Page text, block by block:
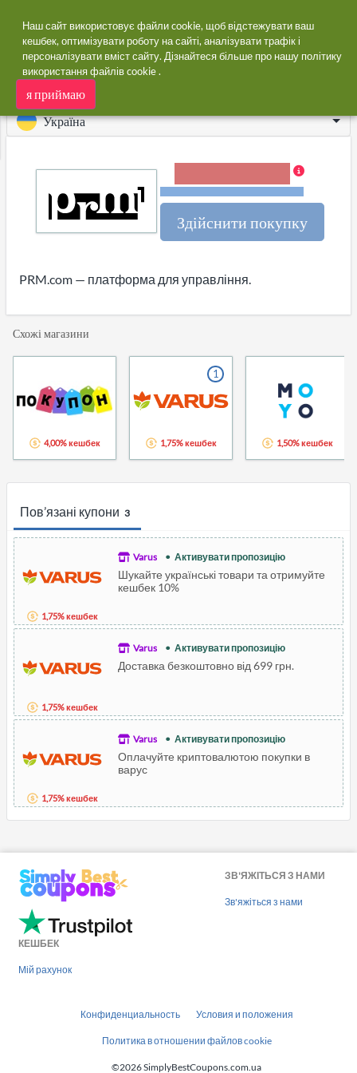
додому Магазини PRM
PRM кешбек
Україна
Пов’язані купони 3
1,75% кешбек
Varus Активувати пропозицію
Шукайте українські товари та отримуйте
кешбек 10%
1,75% кешбек
Varus Активувати пропозицію
Доставка безкоштовно від 699 грн.
1,75% кешбек
Varus Активувати пропозицію
Оплачуйте криптовалютою покупки в
варус
Здійснити покупку
PRM.com — платформа для управління.
Схожі магазини
4,00% кешбек
1
1,75% кешбек 1,50% кешбек
ЗВ'ЯЖІТЬСЯ З НАМИ
Зв'яжіться з нами
КЕШБЕК
Мій рахунок
Конфиденциальность Условия и положения
Политика в отношении файлов cookie
©2026 SimplyBestCoupons.com.ua
Наш сайт використовує файли cookie, щоб відстежувати ваш
кешбек, оптимізувати роботу на сайті, аналізувати трафік і
персоналізувати вміст сайту. Дізнайтеся більше про нашу політику
використання файлів cookie.
я приймаю